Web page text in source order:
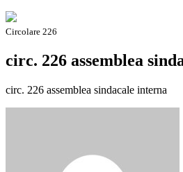
Circolare 226
circ. 226 assemblea
circ. 226 assemblea sindacale interna